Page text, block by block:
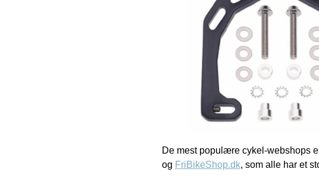
De mest populære cykel-webshops
og FriBikeShop.dk, som alle har et